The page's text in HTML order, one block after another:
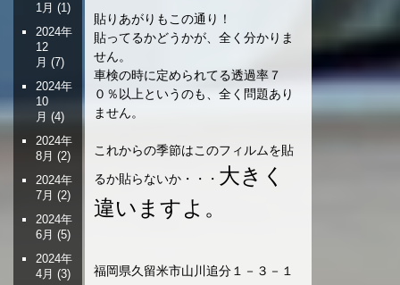
貼りあがりもこの通り！
貼ってるかどうかが、全く分かりま
せん。
車検の時に定められてる透過率７
０％以上というのも、全く問題あり
ません。
これからの季節はこのフィルムを貼
るか貼らないか・・・ 大きく
違いますよ。
福岡県久留米市山川追分１－３－１
1月 (1)
2024年
12
月 (7)
2024年
10
月 (4)
2024年
8月 (2)
2024年
7月 (2)
2024年
6月 (5)
2024年
4月 (3)